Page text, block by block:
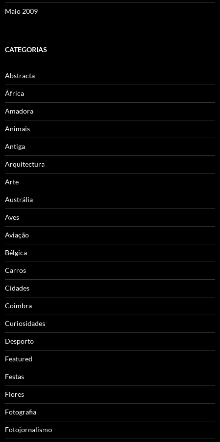
Maio 2009
CATEGORIAS
Abstracta
África
Amadora
Animais
Antiga
Arquitectura
Arte
Austrália
Aves
Aviação
Bélgica
Carros
Cidades
Coimbra
Curiosidades
Desporto
Featured
Festas
Flores
Fotografia
Fotojornalismo